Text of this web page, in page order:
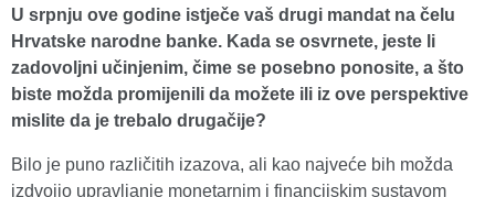
U srpnju ove godine istječe vaš drugi mandat na čelu
Hrvatske narodne banke. Kada se osvrnete, jeste li
zadovoljni učinjenim, čime se posebno ponosite, a što
biste možda promijenili da možete ili iz ove perspektive
mislite da je trebalo drugačije?
Bilo je puno različitih izazova, ali kao najveće bih možda
izdvojio upravljanje monetarnim i financijskim sustavom